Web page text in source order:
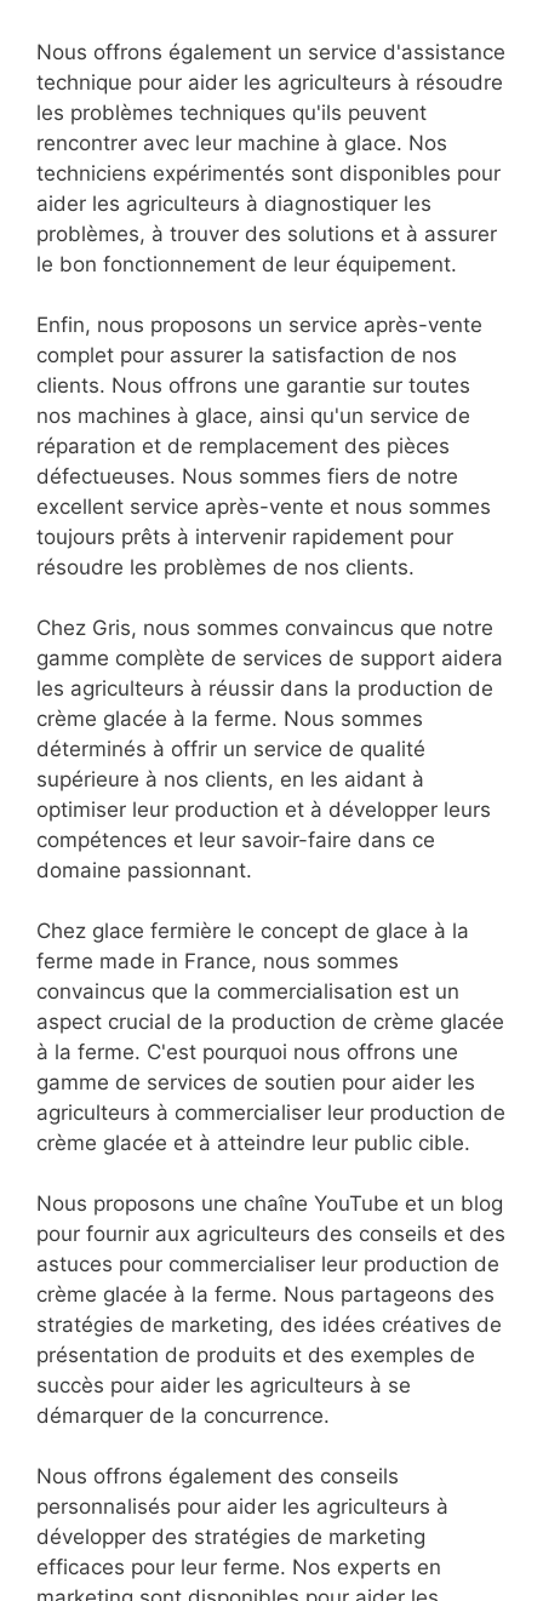
Nous offrons également un service d'assistance
technique pour aider les agriculteurs à résoudre
les problèmes techniques qu'ils peuvent
rencontrer avec leur machine à glace. Nos
techniciens expérimentés sont disponibles pour
aider les agriculteurs à diagnostiquer les
problèmes, à trouver des solutions et à assurer
le bon fonctionnement de leur équipement.
Enfin, nous proposons un service après-vente
complet pour assurer la satisfaction de nos
clients. Nous offrons une garantie sur toutes
nos machines à glace, ainsi qu'un service de
réparation et de remplacement des pièces
défectueuses. Nous sommes fiers de notre
excellent service après-vente et nous sommes
toujours prêts à intervenir rapidement pour
résoudre les problèmes de nos clients.
Chez Gris, nous sommes convaincus que notre
gamme complète de services de support aidera
les agriculteurs à réussir dans la production de
crème glacée à la ferme. Nous sommes
déterminés à offrir un service de qualité
supérieure à nos clients, en les aidant à
optimiser leur production et à développer leurs
compétences et leur savoir-faire dans ce
domaine passionnant.
Chez glace fermière le concept de glace à la
ferme made in France, nous sommes
convaincus que la commercialisation est un
aspect crucial de la production de crème glacée
à la ferme. C'est pourquoi nous offrons une
gamme de services de soutien pour aider les
agriculteurs à commercialiser leur production de
crème glacée et à atteindre leur public cible.
Nous proposons une chaîne YouTube et un blog
pour fournir aux agriculteurs des conseils et des
astuces pour commercialiser leur production de
crème glacée à la ferme. Nous partageons des
stratégies de marketing, des idées créatives de
présentation de produits et des exemples de
succès pour aider les agriculteurs à se
démarquer de la concurrence.
Nous offrons également des conseils
personnalisés pour aider les agriculteurs à
développer des stratégies de marketing
efficaces pour leur ferme. Nos experts en